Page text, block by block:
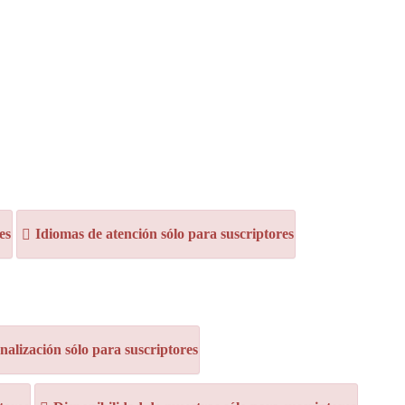
Idiomas de atención sólo para suscriptores
sólo para suscriptores